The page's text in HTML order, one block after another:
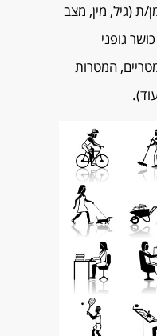
ת (גיל, מין, מצב
גופני
המטרות